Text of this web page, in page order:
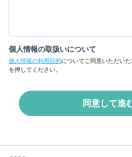
個人情報の取扱いについて
個人情報の利用目的についてご同意いただい
を押してください。